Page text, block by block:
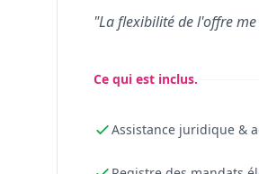
"La flexibilité de l'offre
Ce qui est inclus.
Assistance juridique &